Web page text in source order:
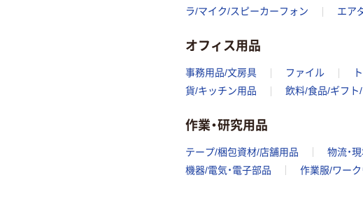
ラ/マイク/スピーカーフォン
エア
オフィス用品
事務用品/文房具 ファイル
貨/キッチン用品
飲料/食品/ギフト
作業・研究用品
テープ/梱包資材/店舗用品 物流・
機器/電気・電子部品
作業服/ワー